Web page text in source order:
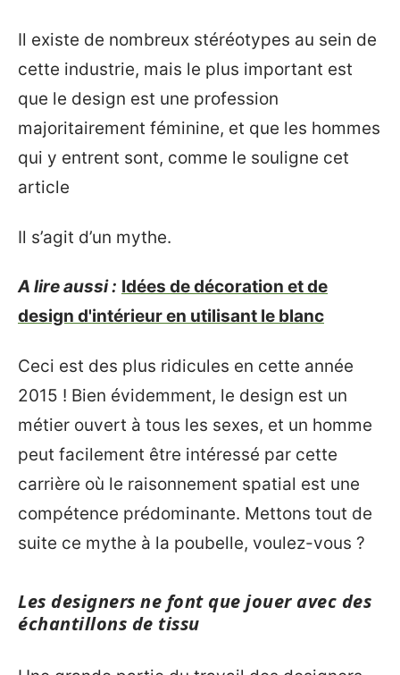
Il existe de nombreux stéréotypes au sein de
cette industrie, mais le plus important est
que le design est une profession
majoritairement féminine, et que les hommes
qui y entrent sont, comme le souligne cet
article
Il s’agit d’un mythe.
A lire aussi : Idées de décoration et de
design d'intérieur en utilisant le blanc
Ceci est des plus ridicules en cette année
2015 ! Bien évidemment, le design est un
métier ouvert à tous les sexes, et un homme
peut facilement être intéressé par cette
carrière où le raisonnement spatial est une
compétence prédominante. Mettons tout de
suite ce mythe à la poubelle, voulez-vous ?
Les designers ne font que jouer avec des
échantillons de tissu